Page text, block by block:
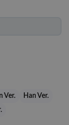
Ver.
Han Ver.